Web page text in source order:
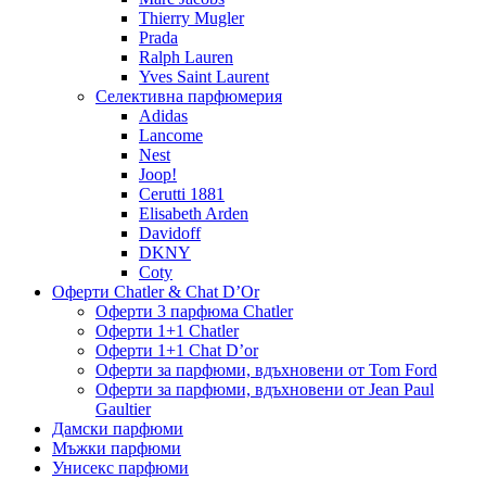
Thierry Mugler
Prada
Ralph Lauren
Yves Saint Laurent
Селективна парфюмерия
Adidas
Lancome
Nest
Joop!
Cerutti 1881
Elisabeth Arden
Davidoff
DKNY
Coty
Оферти Chatler & Chat D’Or
Оферти 3 парфюма Chatler
Оферти 1+1 Chatler
Оферти 1+1 Chat D’or
Оферти за парфюми, вдъхновени от Tom Ford
Оферти за парфюми, вдъхновени от Jean Paul
Gaultier
Дамски парфюми
Мъжки парфюми
Унисекс парфюми